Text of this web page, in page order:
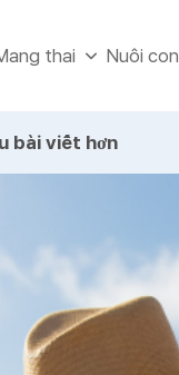
thai Nuôi con
bài viết hơn